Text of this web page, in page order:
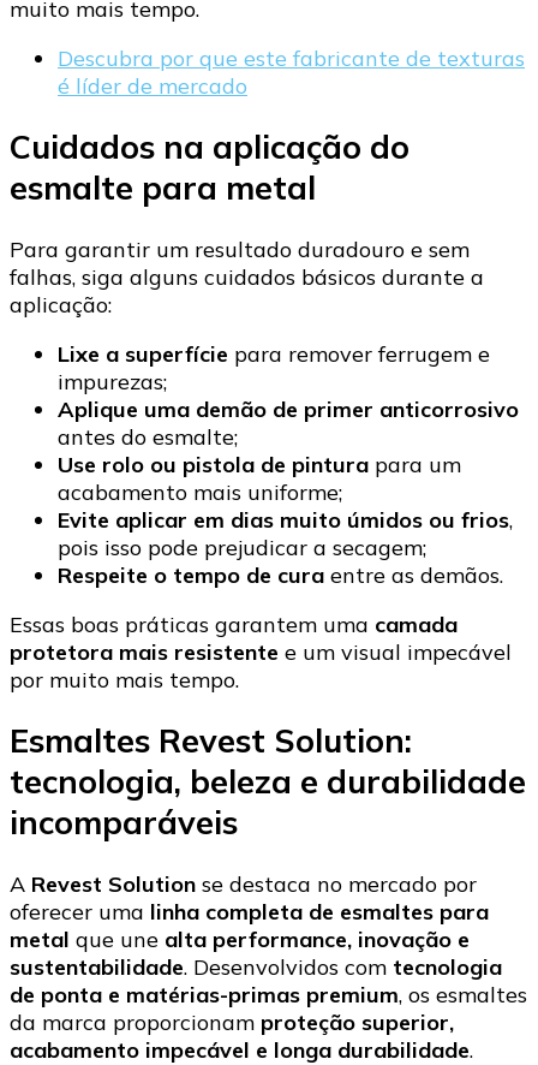
muito mais tempo.
Descubra por que este fabricante de texturas
é líder de mercado
Cuidados na aplicação do
esmalte para metal
Para garantir um resultado duradouro e sem
falhas, siga alguns cuidados básicos durante a
aplicação:
Lixe a superfície para remover ferrugem e
impurezas;
Aplique uma demão de primer anticorrosivo
antes do esmalte;
Use rolo ou pistola de pintura para um
acabamento mais uniforme;
Evite aplicar em dias muito úmidos ou frios,
pois isso pode prejudicar a secagem;
Respeite o tempo de cura entre as demãos.
Essas boas práticas garantem uma camada
protetora mais resistente e um visual impecável
por muito mais tempo.
Esmaltes Revest Solution:
tecnologia, beleza e durabilidade
incomparáveis
A Revest Solution se destaca no mercado por
oferecer uma linha completa de esmaltes para
metal que une alta performance, inovação e
sustentabilidade. Desenvolvidos com tecnologia
de ponta e matérias-primas premium, os esmaltes
da marca proporcionam proteção superior,
acabamento impecável e longa durabilidade.